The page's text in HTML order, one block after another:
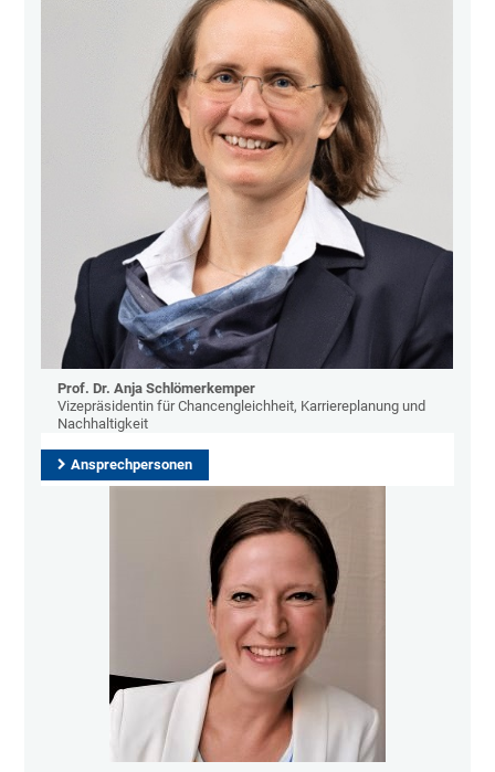
Prof. Dr. Anja Schlömerkemper
Vizepräsidentin für Chancengleichheit, Karriereplanung und
Nachhaltigkeit
Ansprechpersonen